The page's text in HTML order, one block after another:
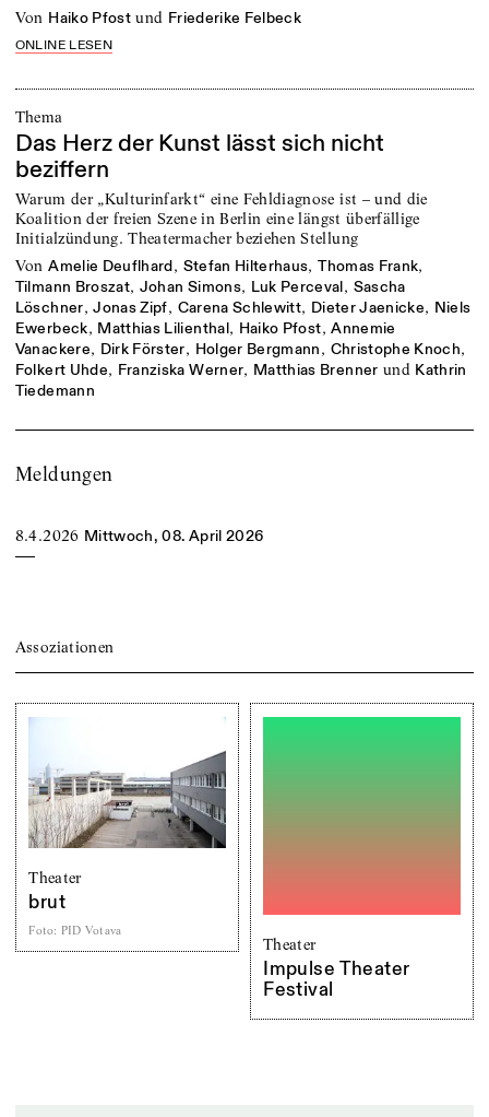
von Haiko Pfost und Friederike Felbeck
ONLINE LESEN
Thema
Das Herz der Kunst lässt sich nicht
beziffern
Warum der „Kulturinfarkt“ eine Fehldiagnose ist – und die
Koalition der freien Szene in Berlin eine längst überfällige
Initialzündung. Theatermacher beziehen Stellung
von Amelie Deuflhard, Stefan Hilterhaus,Thomas Frank,
Tilmann Broszat, Johan Simons, Luk Perceval, Sascha
Löschner,Jonas Zipf, Carena Schlewitt, Dieter Jaenicke, Niels
Ewerbeck, Matthias Lilienthal, Haiko Pfost,Annemie
Vanackere, Dirk Förster, Holger Bergmann, Christophe Knoch,
Folkert Uhde, Franziska Werner, Matthias Brenner und Kathrin
Tiedemann
Meldungen
8.4.2026 Mittwoch, 08. April 2026
Assoziationen
Theater
brut
Foto: PID Votava
Theater
Impulse Theater
Festival